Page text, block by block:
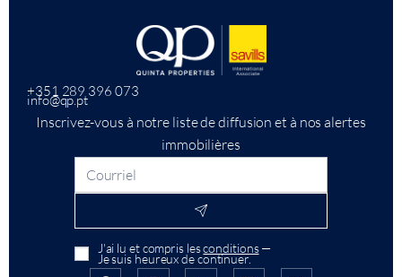
+351 289 396 073
info@qp.pt
Inscrivez-vous à notre liste de diffusion et à nos alertes
immobilières
J'ai lu et compris lesconditions—
Je suis heureux de continuer.